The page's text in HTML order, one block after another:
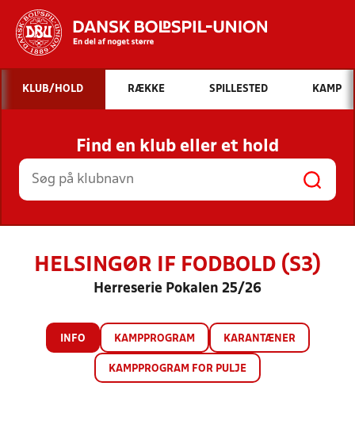
Hvad vil du søge efter?
INDHOLD OG NYHEDER
STILLINGER, RESULTATER, KLUBBER OG
HOLD
KLUB/HOLD RÆKKE SPILLESTED KAMP
Find en klub eller et hold
HELSINGØR IF FODBOLD (S3)
Herreserie Pokalen 25/26
INFO KAMPPROGRAM KARANTÆNER
KAMPPROGRAM FOR PULJE